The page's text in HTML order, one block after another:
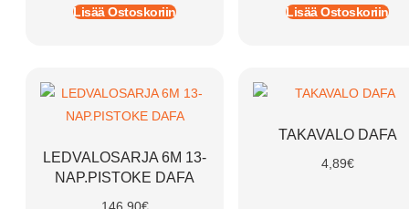
Lisää Ostoskoriin Lisää Ostoskoriin
LEDVALOSARJA 6M 13-
NAP.PISTOKE DAFA
TAKAVALO DAFA
4,89€